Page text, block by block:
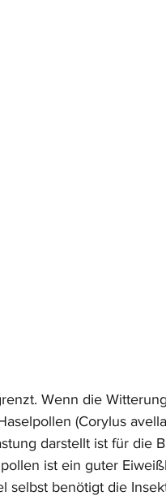
Wenn die
(Corylus
darstellt ist für die
ist ein guter
selbst benötigt die